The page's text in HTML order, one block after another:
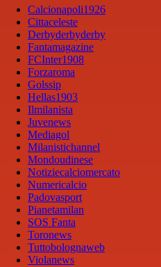
Calcionapoli1926
Cittaceleste
Derbyderbyderby
Fantamagazine
FCInter1908
Forzaroma
Golssip
Hellas1903
Ilmilanista
Juvenews
Mediagol
Milanistichannel
Mondoudinese
Notiziecalciomercato
Numericalcio
Padovasport
Pianetamilan
SOS Fanta
Toronews
Tuttobolognaweb
Violanews